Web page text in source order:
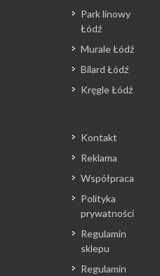
Park linowy
Łódź
Murale Łódź
Bilard Łódź
Kręgle Łódź
Kontakt
Reklama
Współpraca
Polityka
prywatności
Regulamin
sklepu
Regulamin